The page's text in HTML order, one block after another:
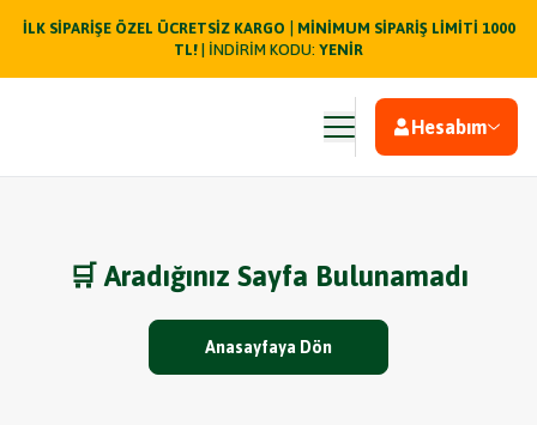
İLK SİPARİŞE ÖZEL ÜCRETSİZ KARGO
MİNİMUM SİPARİŞ LİMİTİ 1000
TL! | İNDİRİM KODU: YENİR
Hesabım
🛒 Aradığınız Sayfa Bulunamadı
Anasayfaya Dön